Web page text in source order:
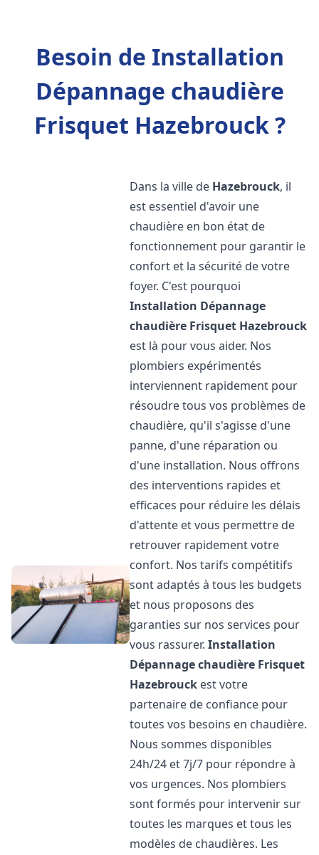
Besoin de Installation
Dépannage chaudière
Frisquet Hazebrouck ?
Dans la ville de Hazebrouck, il
est essentiel d'avoir une
chaudière en bon état de
fonctionnement pour garantir le
confort et la sécurité de votre
foyer. C'est pourquoi
Installation Dépannage
chaudière Frisquet Hazebrouck
est là pour vous aider. Nos
plombiers expérimentés
interviennent rapidement pour
résoudre tous vos problèmes de
chaudière, qu'il s'agisse d'une
panne, d'une réparation ou
d'une installation. Nous offrons
des interventions rapides et
efficaces pour réduire les délais
d'attente et vous permettre de
retrouver rapidement votre
confort. Nos tarifs compétitifs
sont adaptés à tous les budgets
et nous proposons des
garanties sur nos services pour
vous rassurer.Installation
Dépannage chaudière Frisquet
Hazebrouck est votre
partenaire de confiance pour
toutes vos besoins en chaudière.
Nous sommes disponibles
24h/24 et 7j/7 pour répondre à
vos urgences. Nos plombiers
sont formés pour intervenir sur
toutes les marques et tous les
modèles de chaudières. Les